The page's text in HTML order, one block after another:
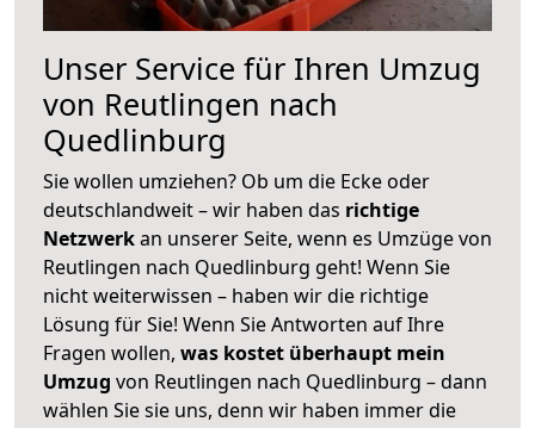
Unser Service für Ihren Umzug
von Reutlingen nach
Quedlinburg
Sie wollen umziehen? Ob um die Ecke oder
deutschlandweit – wir haben das richtige
Netzwerkan unserer Seite, wenn es Umzüge von
Reutlingen nach Quedlinburg geht! Wenn Sie
nicht weiterwissen – haben wir die richtige
Lösung für Sie! Wenn Sie Antworten auf Ihre
Fragen wollen, was kostet überhaupt mein
Umzug von Reutlingen nach Quedlinburg – dann
wählen Sie sie uns, denn wir haben immer die